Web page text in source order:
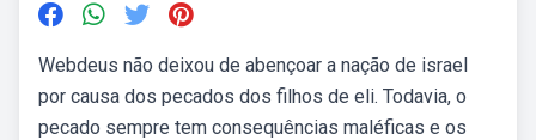
Webdeus não deixou de abençoar a nação de israel
por causa dos pecados dos filhos de eli. Todavia, o
pecado sempre tem consequências maléficas e os